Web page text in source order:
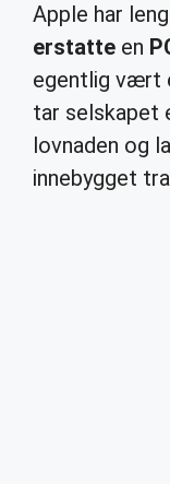
Apple har
erstatte en
egentlig vært
tar selskapet
lovnaden og
innebygget